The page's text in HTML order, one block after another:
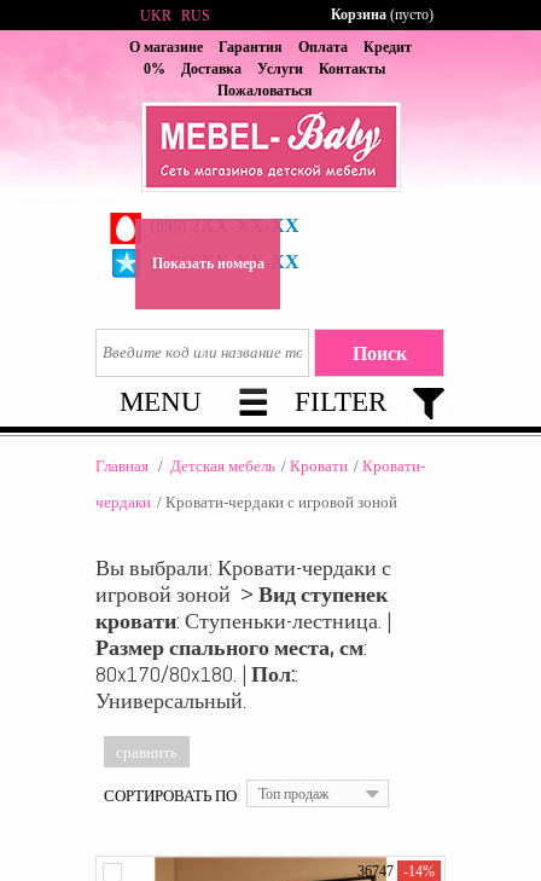
О магазине Гарантия Оплата
Кредит
0%
Доставка Услуги
Контакты
Пожаловаться
2XX-XX-XX
(067) 6XX-XX-XX
Показать номера
UKR RUS Корзина (пусто)
MENU FILTER
Главная / Детская мебель / Кровати / Кровати-
чердаки / Кровати-чердаки с игровой зоной
Вы выбрали: Кровати-чердаки с
игровой зоной > Вид ступенек
кровати: Ступеньки-лестница. |
Размер спального места, см:
80x170/80x180. | Пол::
Универсальный.
СОРТИРОВАТЬ ПО Топ продаж
36747 -14%